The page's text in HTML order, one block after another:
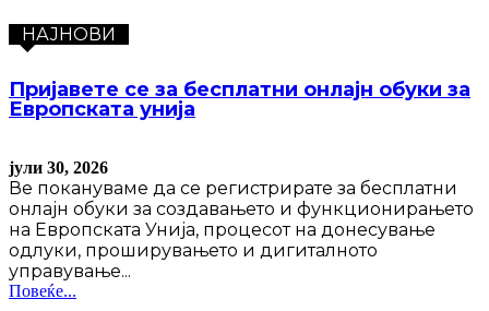
НАЈНОВИ
Пријавете се за бесплатни онлајн обуки за
Европската унија
јули 30, 2026
Ве покануваме да се регистрирате за бесплатни
онлајн обуки за создавањето и функционирањето
на Европската Унија, процесот на донесување
одлуки, проширувањето и дигиталното
управување...
Повеќе...